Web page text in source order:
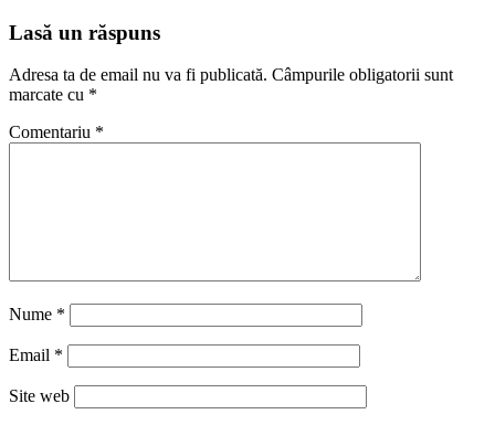
Lasă un răspuns
Adresa ta de email nu va fi publicată. Câmpurile obligatorii sunt
marcate cu *
Comentariu *
Nume *
Email *
Site web